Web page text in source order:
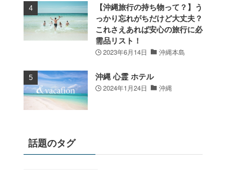
【沖縄旅行の持ち物って？】う
っかり忘れがちだけど大丈夫？
これさえあれば安心の旅行に必
需品リスト！
2023年6月14日 沖縄本島
沖縄 心霊 ホテル
2024年1月24日 沖縄
話題のタグ